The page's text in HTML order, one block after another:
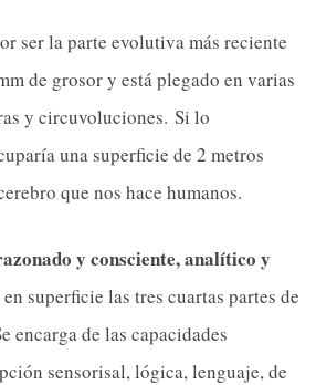
ser la parte evolutiva más reciente
de grosor y está plegado en varias
y circuvoluciones. Si lo
una superficie de 2 metros
que nos hace humanos.
y consciente, analítico y
superficie las tres cuartas partes de
encarga de las capacidades
sensorisal, lógica, lenguaje, de